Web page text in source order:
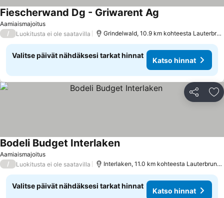
Aamiaismajoitus
Fiescherwand Dg - Griwarent Ag
/ Luokitusta ei ole saatavilla Grindelwald, 10.9 km kohteesta Lauterbrunnen
Valitse päivät nähdäksesi tarkat hinnat
Katso hinnat
Jaa
Aamiaismajoitus
Bodeli Budget Interlaken
/ Luokitusta ei ole saatavilla Interlaken, 11.0 km kohteesta Lauterbrunnen
Valitse päivät nähdäksesi tarkat hinnat
Katso hinnat